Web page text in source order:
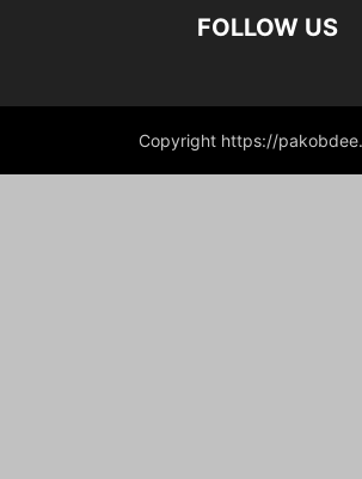
FOLLOW US
Copyright https://